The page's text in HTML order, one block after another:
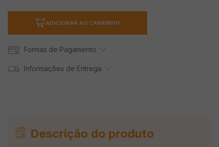
ADICIONAR AO CARRINHO
Formas de Pagamento
Informações de Entrega
Descrição do produto